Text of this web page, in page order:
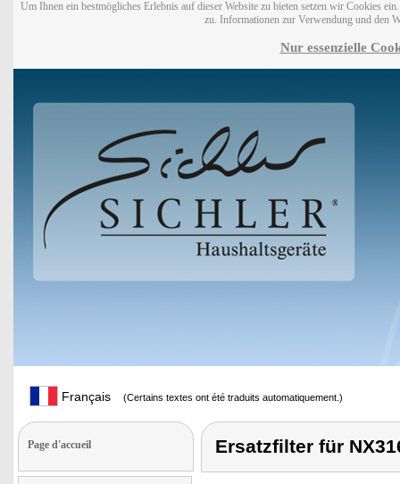
Um Ihnen ein bestmögliches Erlebnis auf dieser Website zu bieten setzen wir Cookies
zu. Informationen zur Verwendung und den
Nur essenzielle
Français (Certains textes ont été traduits automatiquement.)
Page d'accueil Ersatzfilter für